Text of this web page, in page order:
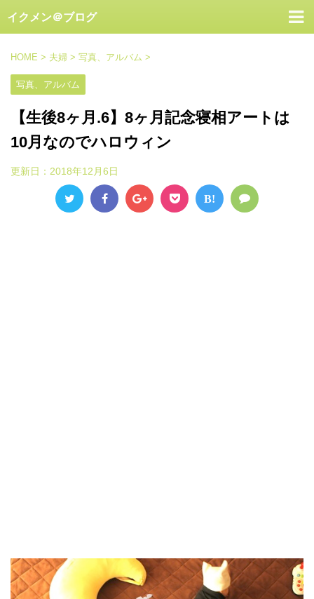
イクメン＠ブログ
HOME > 夫婦 > 写真、アルバム >
写真、アルバム
【生後8ヶ月.6】8ヶ月記念寝相アートは
10月なのでハロウィン
更新日： 2018年12月6日
B!